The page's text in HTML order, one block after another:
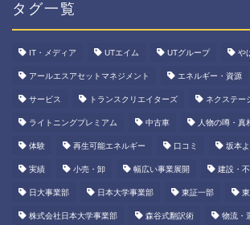
タグ一覧
IT・メディア UTエイム UTグループ や
アールエスアセットマネジメント エネルギー・資源
サービス トランスクリエイターズ ネクステー
ライトニングプレミアム 中古車 人物の噂・真
体験 再生可能エネルギー 口コミ 坂本
実績 小売・卸 幅広い事業展開 建設・
日大事業部 日本大学事業部 東証一部
株式会社日本大学事業部 森谷式翻訳術 物流・